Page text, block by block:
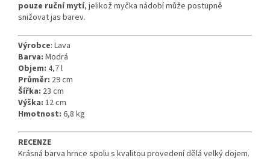
pouze ruční mytí, jelikož myčka nádobí může postupně
snižovat jas barev.
Výrobce: Lava
Barva: Modrá
Objem: 4,7 l
Průměr: 29 cm
Šířka: 23 cm
Výška: 12 cm
Hmotnost: 6,8 kg
RECENZE
Krásná barva hrnce spolu s kvalitou provedení dělá velký dojem.